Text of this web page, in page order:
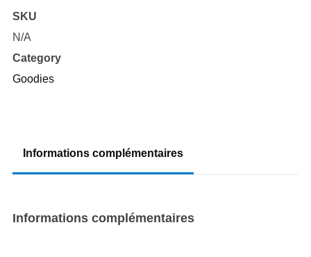
SKU
N/A
Category
Goodies
Informations complémentaires
Informations complémentaires